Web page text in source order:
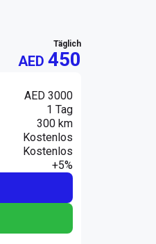
täglich
AED 450
AED 3000
1 Tag
300 km
Kostenlos
Kostenlos
+5%